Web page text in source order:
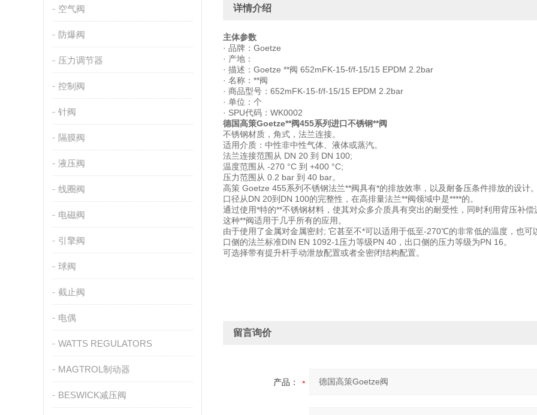
空气阀
防爆阀
压力调节器
控制阀
针阀
隔膜阀
液压阀
线圈阀
电磁阀
引擎阀
球阀
截止阀
电偶
WATTS REGULATORS
MAGTROL制动器
BESWICK减压阀
详情介绍
主体参数
· 品牌：Goetze
· 产地：
· 描述：Goetze **阀 652mFK-15-f/f-15/15 EPDM 2.2bar
· 名称：**阀
· 商品型号：652mFK-15-f/f-15/15 EPDM 2.2bar
· 单位：个
· SPU代码：WK0002
德国高策Goetze**阀455系列进口不锈钢**阀
不锈钢材质，角式，法兰连接。
适用介质：中性非中性气体、液体或蒸汽。
法兰连接范围从 DN 20 到 DN 100;
温度范围从 -270 °C 到 +400 °C;
压力范围从 0.2 bar 到 40 bar。
高策 Goetze 455系列不锈钢法兰**阀具有*的排放效率，以及耐备压条件排放的设计。
口径从DN 20到DN 100的完整性，在高排量法兰**阀领域中是****的。
通过使用*特的**不锈钢材料，使其对众多介质具有突出的耐受性，同时利用背压补偿
这种**阀适用于几乎所有的应用。
由于使用了金属对金属密封; 它甚至不*可以适用于低至-270℃的非常低的温度，也
口侧的法兰标准DIN EN 1092-1压力等级PN 40，出口侧的压力等级为PN 16。
可选择带有提升杆手动泄放配置或者全密闭结构配置。
留言询价
产品：